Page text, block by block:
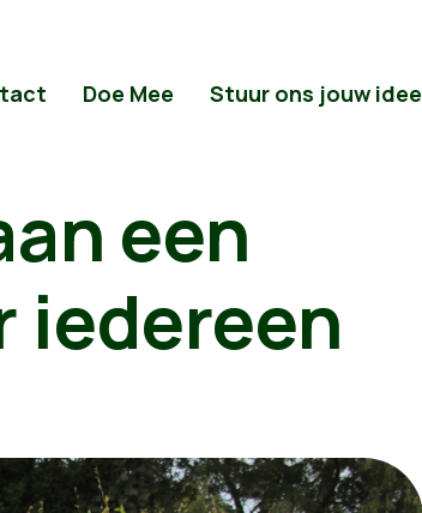
Doe Mee Stuur ons jouw idee
een
iedereen